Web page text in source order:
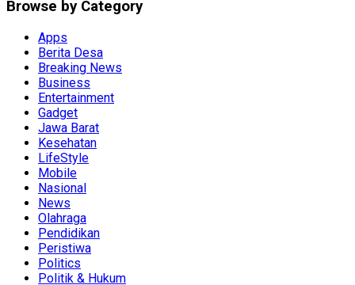
Browse by Category
Apps
Berita Desa
Breaking News
Business
Entertainment
Gadget
Jawa Barat
Kesehatan
LifeStyle
Mobile
Nasional
News
Olahraga
Pendidikan
Peristiwa
Politics
Politik & Hukum